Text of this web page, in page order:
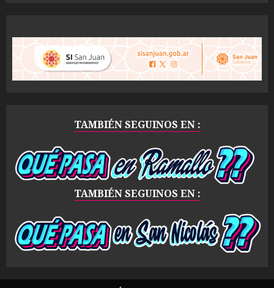
TAMBIÉN SEGUINOS EN :
TAMBIÉN SEGUINOS EN :